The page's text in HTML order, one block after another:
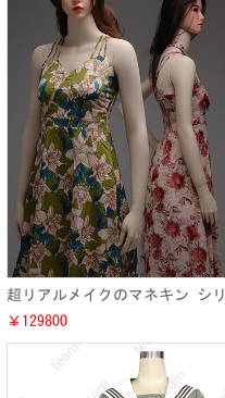
超リアルメイクのマネキン シリ
コンヘッド
￥129800